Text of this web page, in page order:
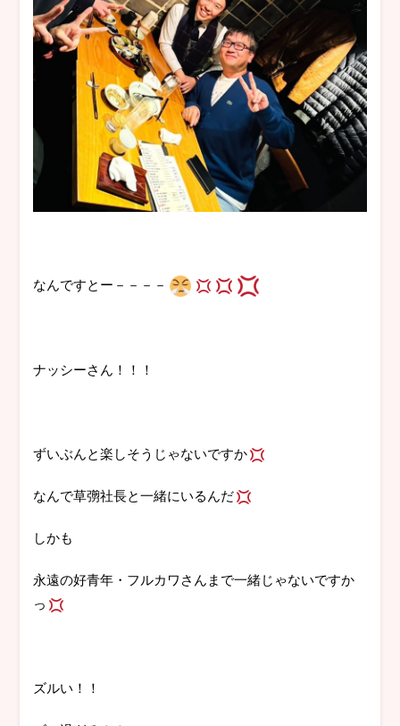
なんですとー－－－－
ナッシーさん！！！
ずいぶんと楽しそうじゃないですか
なんで草彅社長と一緒にいるんだ
しかも
永遠の好青年・フルカワさんまで一緒じゃないですか
っ
ズルい！！